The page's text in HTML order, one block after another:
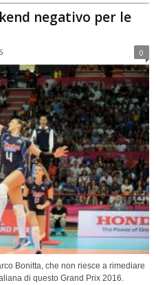
negativo per le
0
Bonitta, che non riesce a rimediare
di questo Grand Prix 2016.